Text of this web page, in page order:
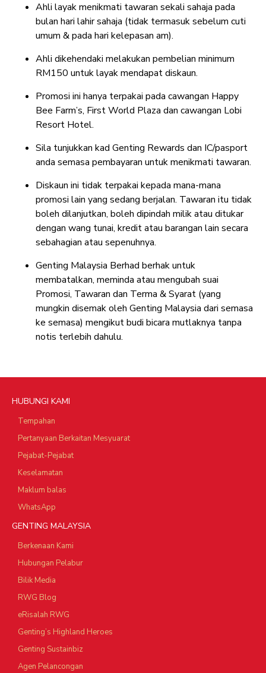
Ahli layak menikmati tawaran sekali sahaja pada
bulan hari lahir sahaja (tidak termasuk sebelum cuti
umum & pada hari kelepasan am).
Ahli dikehendaki melakukan pembelian minimum
RM150 untuk layak mendapat diskaun.
Promosi ini hanya terpakai pada cawangan Happy
Bee Farm’s, First World Plaza dan cawangan Lobi
Resort Hotel.
Sila tunjukkan kad Genting Rewards dan IC/pasport
anda semasa pembayaran untuk menikmati tawaran.
Diskaun ini tidak terpakai kepada mana-mana
promosi lain yang sedang berjalan. Tawaran itu tidak
boleh dilanjutkan, boleh dipindah milik atau ditukar
dengan wang tunai, kredit atau barangan lain secara
sebahagian atau sepenuhnya.
Genting Malaysia Berhad berhak untuk
membatalkan, meminda atau mengubah suai
Promosi, Tawaran dan Terma & Syarat (yang
mungkin disemak oleh Genting Malaysia dari semasa
ke semasa) mengikut budi bicara mutlaknya tanpa
notis terlebih dahulu.
HUBUNGI KAMI
Tempahan
Pertanyaan Berkaitan Mesyuarat
Pejabat-Pejabat
Keselamatan
Maklum balas
WhatsApp
GENTING MALAYSIA
Berkenaan Kami
Hubungan Pelabur
Bilik Media
RWG Blog
eRisalah RWG
Genting’s Highland Heroes
Genting Sustainbiz
Agen Pelancongan